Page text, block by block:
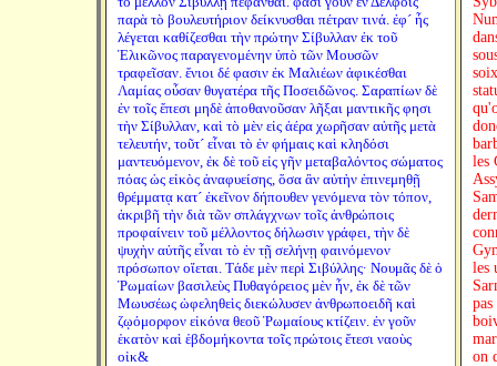
παρὰ τὸ βουλευτήριον δείκνυσθαι πέτραν τινά. ἐφ´ ἧς
λέγεται καθίζεσθαι τὴν πρώτην Σίβυλλαν ἐκ τοῦ
Ἑλικῶνος παραγενομένην ὑπὸ τῶν Μουσῶν
τραφεῖσαν. ἔνιοι δέ φασιν ἐκ Μαλιέων ἀφικέσθαι
Λαμίας οὖσαν θυγατέρα τῆς Ποσειδῶνος. Σαραπίων δὲ
ἐν τοῖς ἔπεσι μηδὲ ἀποθανοῦσαν λῆξαι μαντικῆς φησι
τὴν Σίβυλλαν, καὶ τὸ μὲν εἰς ἀέρα χωρῆσαν αὐτῆς μετὰ
τελευτήν, τοῦτ´ εἶναι τὸ ἐν φήμαις καὶ κληδόσι
μαντευόμενον, ἐκ δὲ τοῦ εἰς γῆν μεταβαλόντος σώματος
πόας ὡς εἰκὸς ἀναφυείσης, ὅσα ἂν αὐτὴν ἐπινεμηθῇ
θρέμματᾳ κατ´ ἐκεῖνον δήπουθεν γενόμενα τὸν τόπον,
ἀκριβῆ τὴν διὰ τῶν σπλάγχνων τοῖς ἀνθρώποις
προφαίνειν τοῦ μέλλοντος δήλωσιν γράφει, τὴν δὲ
ψυχὴν αὐτῆς εἶναι τὸ ἐν τῇ σελήνῃ φαινόμενον
πρόσωπον οἴεται. Τάδε μὲν περὶ Σιβύλλης· Νουμᾶς δὲ ὁ
Ῥωμαίων βασιλεὺς Πυθαγόρειος μὲν ἦν, ἐκ δὲ τῶν
Μωυσέως ὠφεληθεὶς διεκώλυσεν ἀνθρωποειδῆ καὶ
ζῳόμορφον εἰκόνα θεοῦ Ῥωμαίους κτίζειν. ἐν γοῦν
ἑκατὸν καὶ ἑβδομήκοντα τοῖς πρώτοις ἔτεσι ναοὺς
οἰκ&